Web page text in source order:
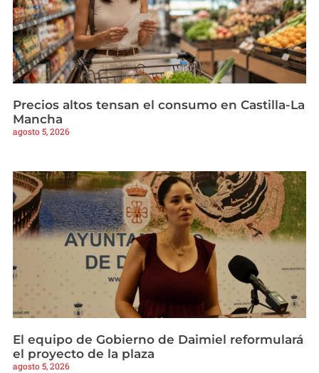
Precios altos tensan el consumo en Castilla-La
Mancha
agosto 5, 2026
El equipo de Gobierno de Daimiel reformulará
el proyecto de la plaza
agosto 5, 2026